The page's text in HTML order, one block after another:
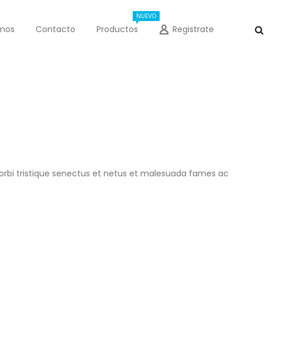
Contacto Productos
NUEVO
Registrate
tristique senectus et netus et malesuada fames ac